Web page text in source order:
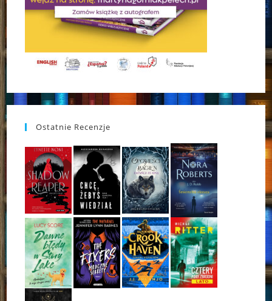
Ostatnie Recenzje